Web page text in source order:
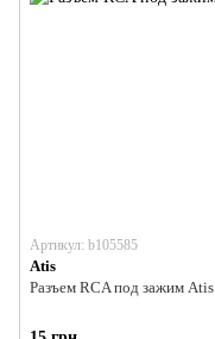
Артикул: b105585
Atis
Разъем RCA под зажим Atis